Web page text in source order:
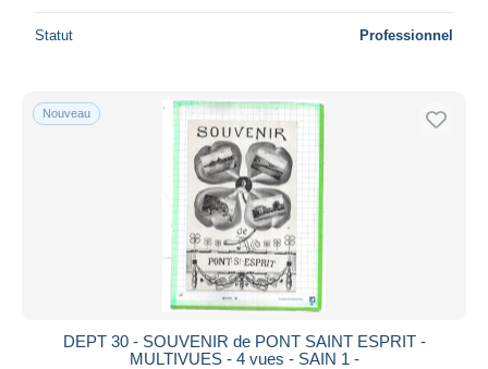
Statut Professionnel
Nouveau
DEPT 30 - SOUVENIR de PONT SAINT ESPRIT -
MULTIVUES - 4 vues - SAIN 1 -